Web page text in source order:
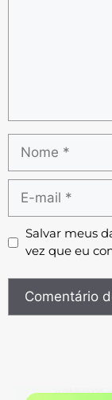
Salvar meus
vez que eu